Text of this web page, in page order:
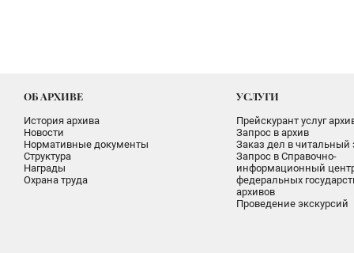
ОБ АРХИВЕ
История архива
Новости
Нормативные документы
Структура
Награды
Охрана труда
УСЛУГИ
Прейскурант услуг
Запрос в архив
Заказ дел в читальный
Запрос в Справочно-
информационный
федеральных
архивов
Проведение экскурсий